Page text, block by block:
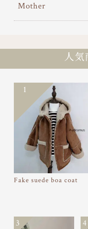
Mother
人気
Fake suede boa coat
1
3 4